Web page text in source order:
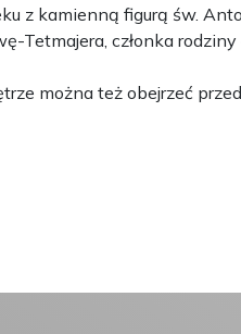
z kamienną figurą św.
Tetmajera, członka
można też obejrzeć